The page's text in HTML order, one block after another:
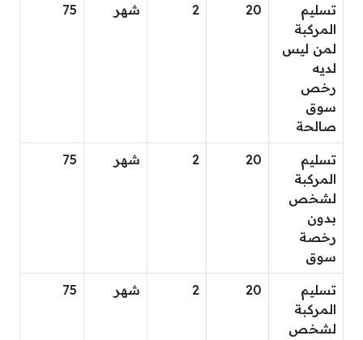
تسليم
المركبة
لمن ليس
لديه
رخص
سوق
صالحة
20
2 شهر 75
تسليم
المركبة
لشخص
بدون
رخصة
سوق
20
2 شهر 75
تسليم
المركبة
لشخص
20
2 شهر 75